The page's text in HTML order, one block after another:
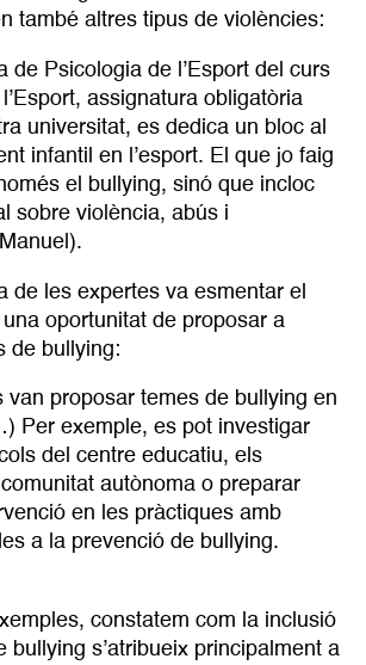
també altres tipus de violències:
de Psicologia de l’Esport del curs
assignatura obligatòria
universitat, es dedica un bloc al
infantil en l’esport. El que jo faig
el bullying, sinó que incloc
sobre violència, abús i
de les expertes va esmentar el
oportunitat de proposar a
de bullying:
van proposar temes de bullying en
Per exemple, es pot investigar
del centre educatiu, els
autònoma o preparar
en les pràctiques amb
a la prevenció de bullying.
constatem com la inclusió
bullying s’atribueix principalment a